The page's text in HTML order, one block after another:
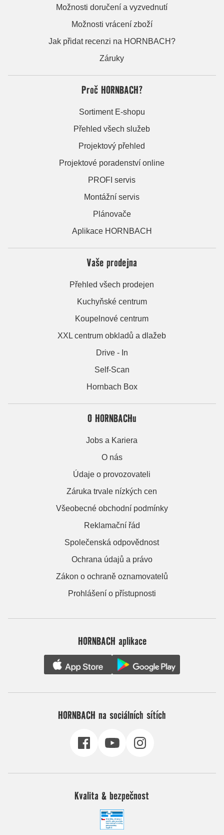
Možnosti doručení a vyzvednutí
Možnosti vrácení zboží
Jak přidat recenzi na HORNBACH?
Záruky
Proč HORNBACH?
Sortiment E-shopu
Přehled všech služeb
Projektový přehled
Projektové poradenství online
PROFI servis
Montážní servis
Plánovače
Aplikace HORNBACH
Vaše prodejna
Přehled všech prodejen
Kuchyňské centrum
Koupelnové centrum
XXL centrum obkladů a dlažeb
Drive - In
Self-Scan
Hornbach Box
O HORNBACHu
Jobs a Kariera
O nás
Údaje o provozovateli
Záruka trvale nízkých cen
Všeobecné obchodní podmínky
Reklamační řád
Společenská odpovědnost
Ochrana údajů a právo
Zákon o ochraně oznamovatelů
Prohlášení o přístupnosti
HORNBACH aplikace
HORNBACH na sociálních sítích
Kvalita & bezpečnost